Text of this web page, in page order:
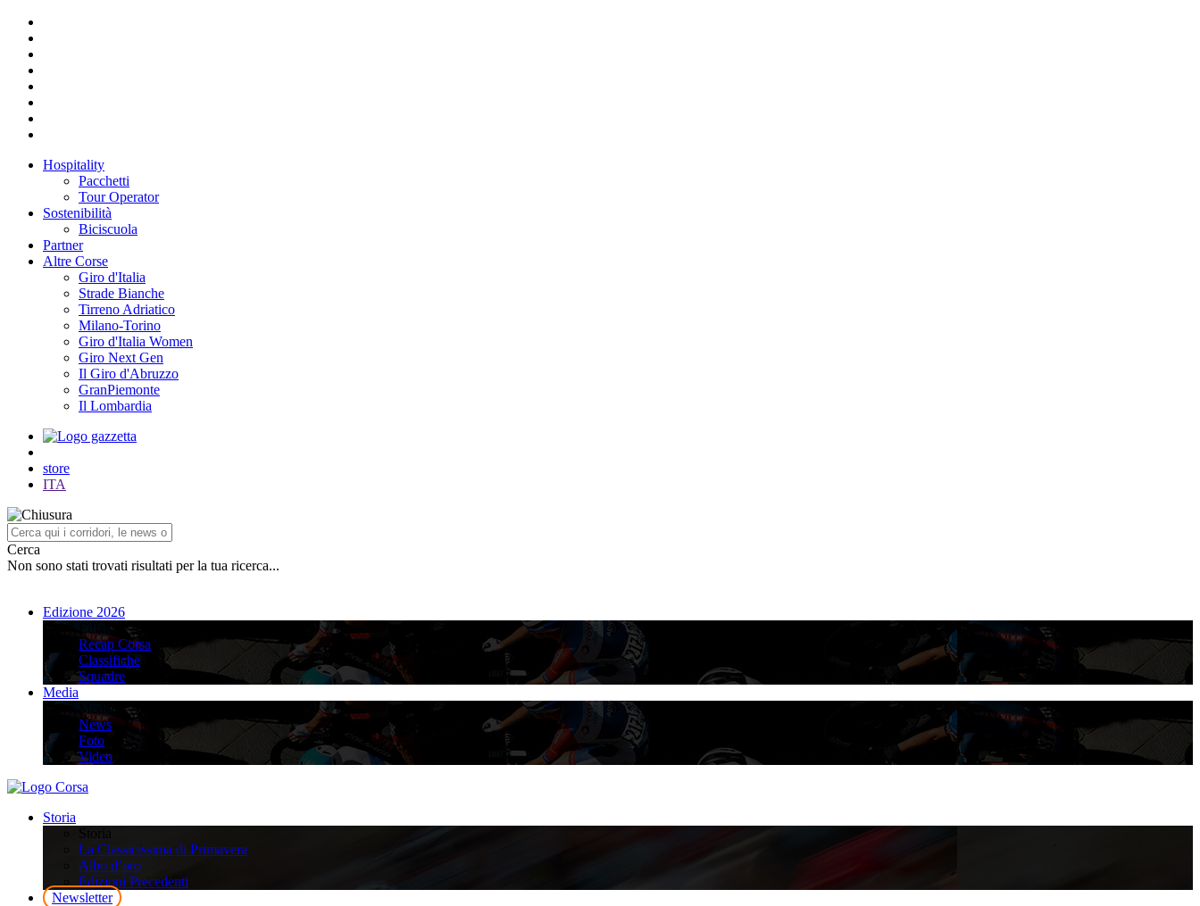
Hospitality
Pacchetti
Tour Operator
Sostenibilità
Biciscuola
Partner
Altre Corse
Giro d'Italia
Strade Bianche
Tirreno Adriatico
Milano-Torino
Giro d'Italia Women
Giro Next Gen
Il Giro d'Abruzzo
GranPiemonte
Il Lombardia
store
ITA
Cerca
Non sono stati trovati risultati per la tua ricerca...
Edizione 2026
Edizione 2026
Recap Corsa
Classifiche
Squadre
Media
Media
News
Foto
Video
Storia
La Classicissima di Primavera
Albo d’oro
Edizioni Precedenti
Newsletter